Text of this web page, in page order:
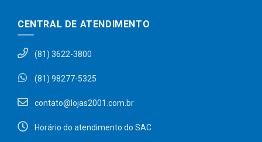
CENTRAL DE ATENDIMENTO
(81) 3622-3800
(81) 98277-5325
contato@lojas2001.com.br
Horário do atendimento do SAC